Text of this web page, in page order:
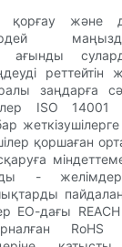
қорғау және
ағынды
реттейтін
заңдарға
ISO
қоршаған
-
ЕО-дағы REACH
RoHS